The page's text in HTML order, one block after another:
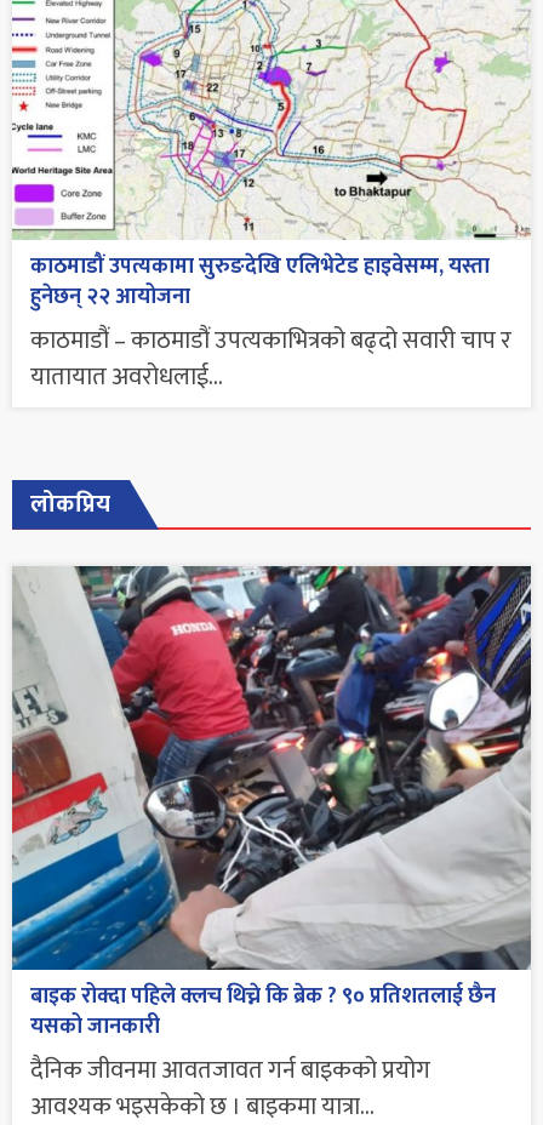
काठमाडौं उपत्यकामा सुरुङदेखि एलिभेटेड हाइवेसम्म, यस्ता
हुनेछन् २२ आयोजना
काठमाडौं – काठमाडौं उपत्यकाभित्रको बढ्दो सवारी चाप र
यातायात अवरोधलाई...
लोकप्रिय
बाइक रोक्दा पहिले क्लच थिच्ने कि ब्रेक ? ९० प्रतिशतलाई छैन
यसको जानकारी
दैनिक जीवनमा आवतजावत गर्न बाइकको प्रयोग
आवश्यक भइसकेको छ । बाइकमा यात्रा...